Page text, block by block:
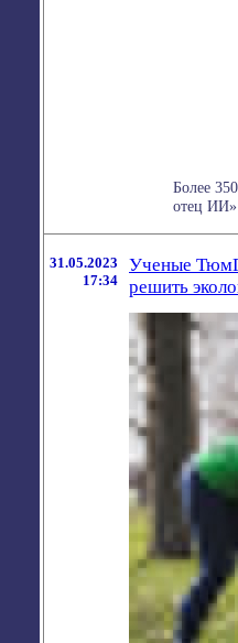
Более
отец
31.05.2023
17:34
Ученые
решить